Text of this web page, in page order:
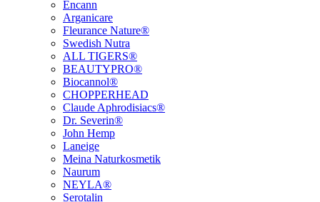
Encann
Arganicare
Fleurance Nature®
Swedish Nutra
ALL TIGERS®
BEAUTYPRO®
Biocannol®
CHOPPERHEAD
Claude Aphrodisiacs®
Dr. Severin®
John Hemp
Laneige
Meina Naturkosmetik
Naurum
NEYLA®
Serotalin